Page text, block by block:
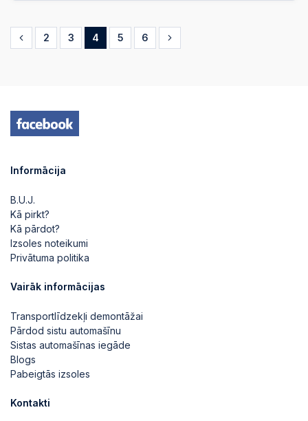
2 3 4 5 6
Informācija
B.U.J.
Kā pirkt?
Kā pārdot?
Izsoles noteikumi
Privātuma politika
Vairāk informācijas
Transportlīdzekļi demontāžai
Pārdod sistu automašīnu
Sistas automašīnas iegāde
Blogs
Pabeigtās izsoles
Kontakti